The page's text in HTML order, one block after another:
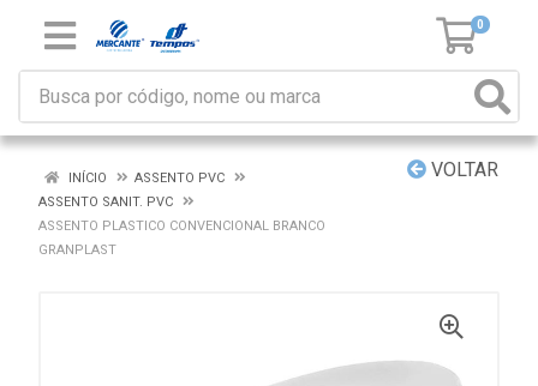
0
VOLTAR
INÍCIO
ASSENTO PVC
ASSENTO SANIT. PVC
ASSENTO PLASTICO CONVENCIONAL BRANCO
GRANPLAST